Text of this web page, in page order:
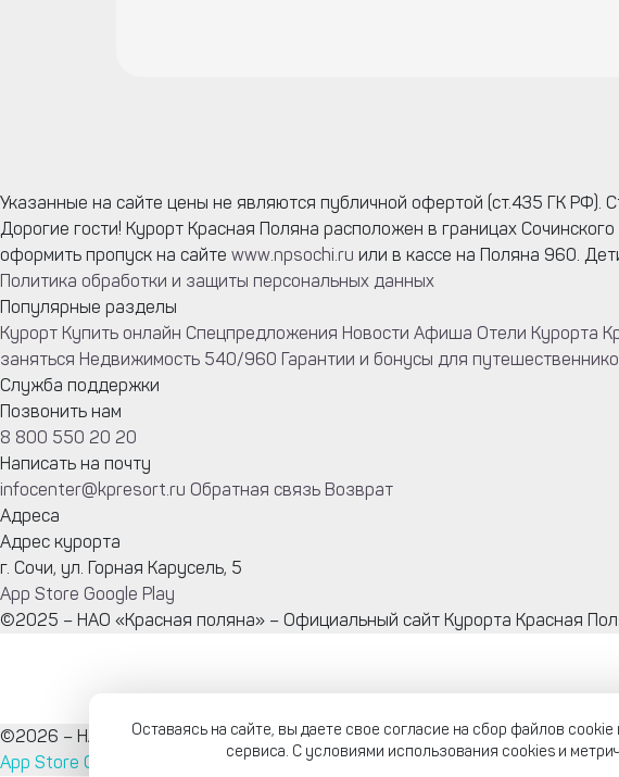
Указанные на сайте цены не являются публичной офертой (ст.435 ГК РФ).
Дорогие гости! Курорт Красная Поляна расположен в границах
оформить пропуск на сайте www.npsochi.ru или в кассе на Поляна 960.
Политика обработки и защиты персональных данных
Популярные разделы
Курорт Купить онлайн Спецпредложения Новости Афиша Отели Курорта
заняться Недвижимость 540/960 Гарантии и бонусы для
Служба поддержки
Позвонить нам
8 800 550 20 20
Написать на почту
infocenter@kpresort.ru Обратная связь Возврат
Адреса
Адрес курорта
г. Сочи, ул. Горная Карусель, 5
App Store Google Play
©2025 – НАО «Красная поляна» – Официальный сайт Курорта Красная
©2026 – НАО «Красная поляна» – Официальный сайт Курорта Красная
App Store Google Play
Оставаясь на сайте, вы даете свое согласие на сбор файлов
сервиса. С условиями использования cookies и